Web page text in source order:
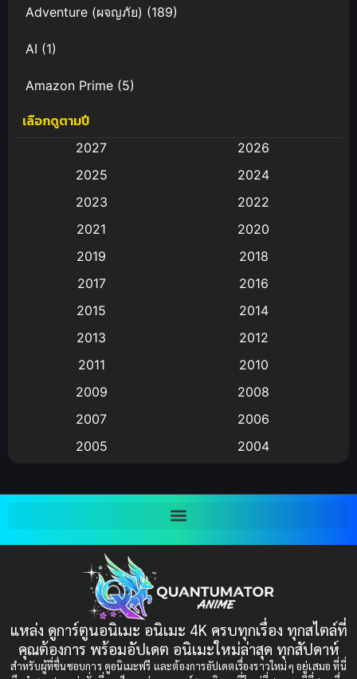
Adventure (ผจญภัย) (189)
AI (1)
Amazon Prime (5)
Anal (ประตูหลัง)
Animation การ์ตูน
Animation อนิเมะ
Animation แอนิเมชัน
(9)
Big tits (นมใหญ่)
Bitch (ผู้หญิงร่าน)
Bondage (ทาส)(1)
(1)
Censored (เซ็นเซอร์)(19)
Comedy (ตลก)(235)
เลือกดูตามปี
2027
2026
2025
2024
2023
2022
2021
2020
2019
2018
2017
2016
2015
2014
2013
2012
2011
2010
2009
2008
2007
2006
2005
2004
2001
2000
1997
1993
1991
1989
1988
1987
1985
แหล่ง ดูการ์ตูนอนิเมะ อนิเมะ 4K ครบทุกเรื่อง ทุกสไตล์ที่
คุณต้องการ พร้อมอัปเดต อนิเมะใหม่ล่าสุด ทุกสัปดาห์
สำหรับผู้ที่ชื่นชอบการ ดูอนิเมะฟรี และต้องการอัปเดตเรื่องราวใหม่ๆ อยู่เสมอ ที่นี่